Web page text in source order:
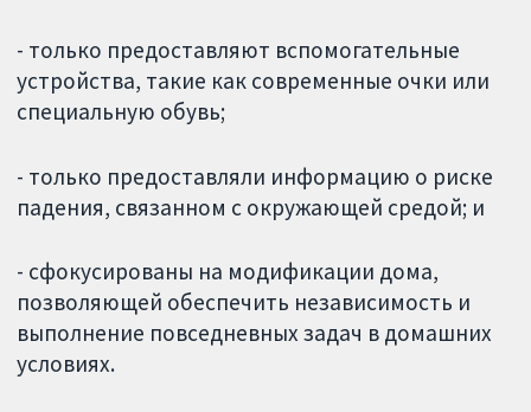
- только предоставляют вспомогательные
устройства, такие как современные очки или
специальную обувь;
- только предоставляли информацию о риске
падения, связанном с окружающей средой; и
- сфокусированы на модификации дома,
позволяющей обеспечить независимость и
выполнение повседневных задач в домашних
условиях.